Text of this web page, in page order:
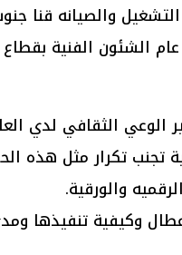
والصيانه قنا
الشئون الفنية بقطاع
وكيفية تنفيذها